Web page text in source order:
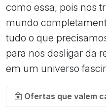
como essa, pois nos
mundo
tudo o que
para nos desligar da
em um universo
Ofertas que valem